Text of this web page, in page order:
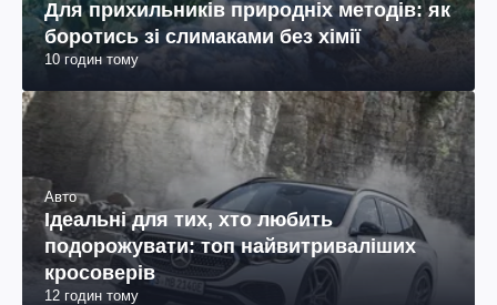
Для прихильників природніх методів: як
боротись зі слимаками без хімії
10 годин тому
Авто
Ідеальні для тих, хто любить
подорожувати: топ найвитриваліших
кросоверів
12 годин тому